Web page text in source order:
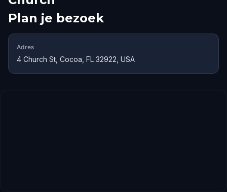
Plan je bezoek
Adres
4 Church St, Cocoa, FL 32922, USA